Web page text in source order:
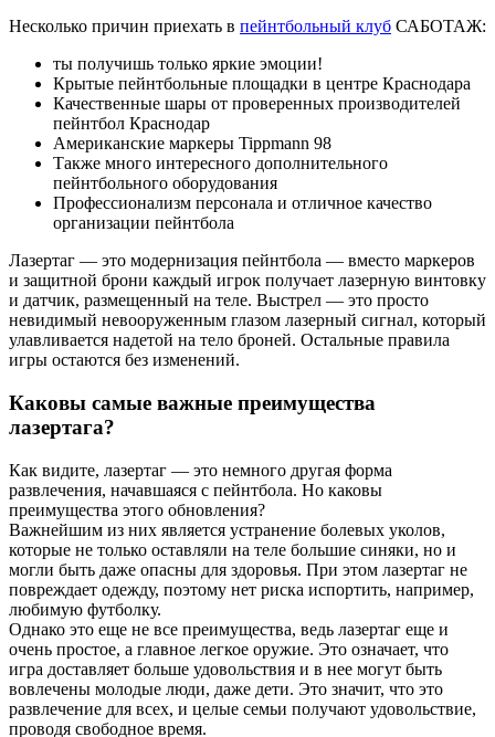
Несколько причин приехать в пейнтбольный клуб САБОТАЖ:
ты получишь только яркие эмоции!
Крытые пейнтбольные площадки в центре Краснодара
Качественные шары от проверенных производителей
пейнтбол Краснодар
Американские маркеры Tippmann 98
Также много интересного дополнительного
пейнтбольного оборудования
Профессионализм персонала и отличное качество
организации пейнтбола
Лазертаг — это модернизация пейнтбола — вместо маркеров
и защитной брони каждый игрок получает лазерную винтовку
и датчик, размещенный на теле. Выстрел — это просто
невидимый невооруженным глазом лазерный сигнал, который
улавливается надетой на тело броней. Остальные правила
игры остаются без изменений.
Каковы самые важные преимущества
лазертага?
Как видите, лазертаг — это немного другая форма
развлечения, начавшаяся с пейнтбола. Но каковы
преимущества этого обновления?
Важнейшим из них является устранение болевых уколов,
которые не только оставляли на теле большие синяки, но и
могли быть даже опасны для здоровья. При этом лазертаг не
повреждает одежду, поэтому нет риска испортить, например,
любимую футболку.
Однако это еще не все преимущества, ведь лазертаг еще и
очень простое, а главное легкое оружие. Это означает, что
игра доставляет больше удовольствия и в нее могут быть
вовлечены молодые люди, даже дети. Это значит, что это
развлечение для всех, и целые семьи получают удовольствие,
проводя свободное время.